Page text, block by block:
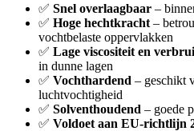
✅ Snel overlaagbaar –
✅ Hoge hechtkracht –
vochtbelaste oppervlakken
✅ Lage viscositeit en
in dunne lagen
✅ Vochthardend – geschikt
luchtvochtigheid
✅ Solventhoudend – goede
✅ Voldoet aan EU-richtlijn